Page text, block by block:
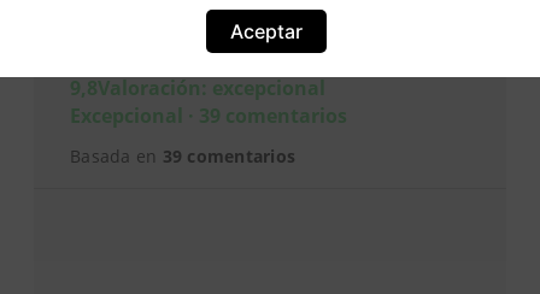
Puntuación: 9.8
9,8Valoración: excepcional
Excepcional · 39 comentarios
Basada en 39 comentarios
Aceptar